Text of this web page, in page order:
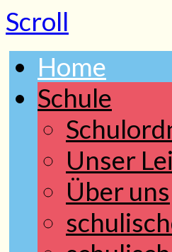
Scroll
Home
Schule
Unser
Über uns